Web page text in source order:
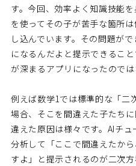
す。今回、効率よく知識技能
を使ってその子が苦手な箇所
し込んでいます。その問題が
になるんだよと提示できるこ
が深まるアプリになったのでは
例えば数学1では標準的な「二
場合、そこを間違えた子たち
違えた原因は様々です。AIチ
分析して「ここで間違えたか
すよ」と提示されるのが二次